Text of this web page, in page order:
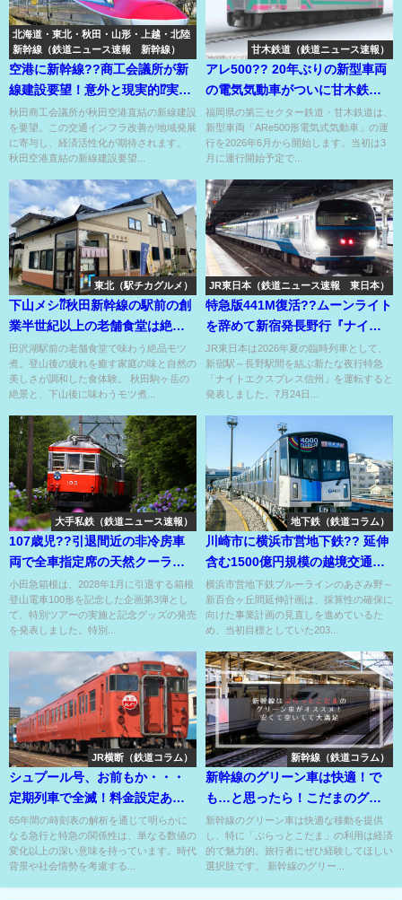
北海道・東北・秋田・山形・上越・北陸
新幹線（鉄道ニュース速報 新幹線）
空港に新幹線??商工会議所が新
線建設要望！意外と現実的⁉実現
なるか？
秋田商工会議所が秋田空港直結の新線建設
を要望。この交通インフラ改善が地域発展
に寄与し、経済活性化が期待されます。
秋田空港直結の新線建設要望...
甘木鉄道（鉄道ニュース速報）
アレ500?? 20年ぶりの新型車両
の電気気動車がついに甘木鉄道
でデビュー⁉
福岡県の第三セクター鉄道・甘木鉄道は、
新型車両「ARe500形電気式気動車」の運
行を2026年6月から開始します。当初は3
月に運行開始予定で...
東北（駅チカグルメ）
下山メシ⁇秋田新幹線の駅前の創
業半世紀以上の老舗食堂は絶品
モツ煮が看板メニュー⁇
田沢湖駅前の老舗食堂で味わう絶品モツ
煮。登山後の疲れを癒す家庭の味と自然の
美しさが調和した食体験。 秋田駒ヶ岳の
絶景と、下山後に味わうモツ煮...
JR東日本（鉄道ニュース速報 東日本）
特急版441M復活??ムーンライト
を辞めて新宿発長野行『ナイト
エクスプレス信州』??
JR東日本は2026年夏の臨時列車として、
新宿駅～長野駅間を結ぶ新たな夜行特急
「ナイトエクスプレス信州」を運転すると
発表しました。7月24日...
大手私鉄（鉄道ニュース速報）
107歳児??引退間近の非冷房車
両で全車指定席の天然クーラー
体験号??
小田急箱根は、2028年1月に引退する箱根
登山電車100形を記念した企画第3弾とし
て、特別ツアーの実施と記念グッズの発売
を発表しました。特別...
地下鉄（鉄道コラム）
川崎市に横浜市営地下鉄?? 延伸
含む1500億円規模の越境交通の
採算見直しの行方は??
横浜市営地下鉄ブルーラインのあざみ野～
新百合ヶ丘間延伸計画は、採算性の確保に
向けた事業計画の見直しを進めているた
め、当初目標としていた203...
JR横断（鉄道コラム）
シュプール号、お前もか・・・
定期列車で全滅！料金設定あり
のJRの列車種別??
65年間の時刻表の解析を通じて明らかに
なる急行と特急の関係性は、単なる数値の
変化以上の深い意味を持っています。時代
背景や社会情勢を考慮する...
新幹線（鉄道コラム）
新幹線のグリーン車は快適！で
も…と思ったら！こだまのグリ
ーン車におトクに乗ろう！
新幹線のグリーン車は快適な移動を提供
し、特に「ぷらっとこだま」の利用は経済
的で魅力的。旅行者にぜひ経験してほしい
選択肢です。 新幹線のグリー...